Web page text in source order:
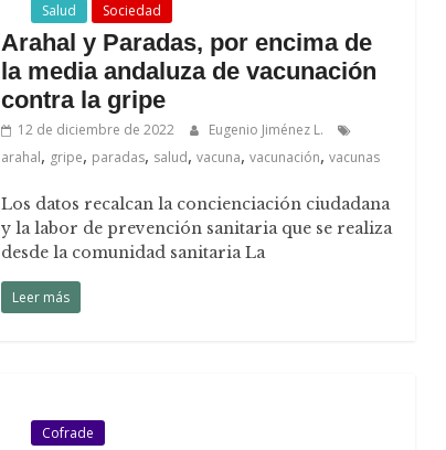
Salud Sociedad
Arahal y Paradas, por encima de
la media andaluza de vacunación
contra la gripe
12 de diciembre de 2022
Eugenio Jiménez L.
arahal, gripe, paradas, salud,vacuna,vacunación,vacunas
Los datos recalcan la concienciación ciudadana
y la labor de prevención sanitaria que se realiza
desde la comunidad sanitaria La
Leer más
Cofrade